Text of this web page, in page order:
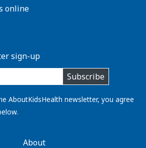
online
sign-up
Subscribe
AboutKidsHealth newsletter, you agree
About